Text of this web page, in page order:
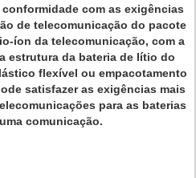
com as exigências
de telecomunicação do pacote
íon da telecomunicação, com a
estrutura da bateria de lítio do
flexível ou empacotamento
satisfazer as exigências mais
para as baterias
comunicação.